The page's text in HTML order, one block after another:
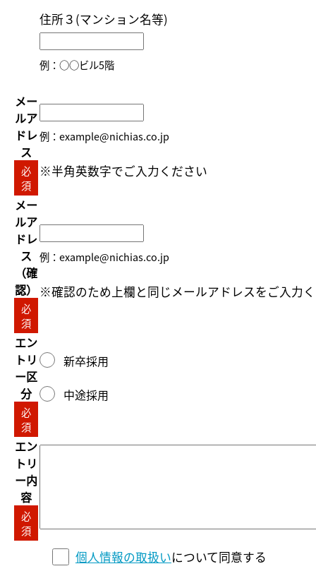
住所３(マンション名等)
例：○○ビル5階
メー
ルア
ドレ
ス
必
須
例：example@nichias.co.jp
※半角英数字でご入力ください
メー
ルア
ドレ
ス
（確
認）
必
須
例：example@nichias.co.jp
※確認のため上欄と同じメールアドレスをご入力
エン
トリ
ー区
分
必
須
新卒採用
中途採用
エン
トリ
ー内
容
必
須
個人情報の取扱いについて同意する